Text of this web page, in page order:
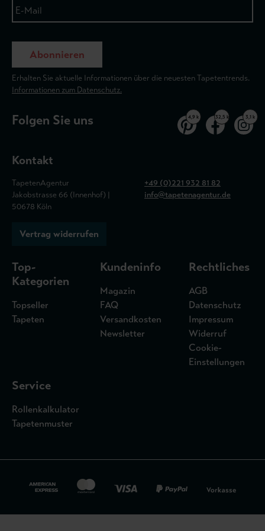
Abonnieren
Erhalten Sie aktuelle Informationen über die neuesten Tapetentrends.
Informationen zum Datenschutz.
Folgen Sie uns 4,9 k 32,5 k 3,1 k
Kontakt
TapetenAgentur
Jakobstrasse 66 (Innenhof) |
50678 Köln
+49 (0)221 932 81 82
info@tapetenagentur.de
Vertrag widerrufen
Top-
Kategorien
Topseller
Tapeten
Kundeninfo
Magazin
FAQ
Versandkosten
Newsletter
Rechtliches
AGB
Datenschutz
Impressum
Widerruf
Cookie-
Einstellungen
Service
Rollenkalkulator
Tapetenmuster